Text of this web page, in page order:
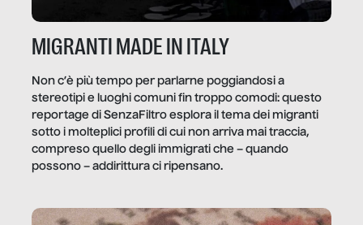
MIGRANTI MADE IN ITALY
Non c’è più tempo per parlarne poggiandosi a
stereotipi e luoghi comuni fin troppo comodi: questo
reportage di SenzaFiltro esplora il tema dei migranti
sotto i molteplici profili di cui non arriva mai traccia,
compreso quello degli immigrati che – quando
possono – addirittura ci ripensano.